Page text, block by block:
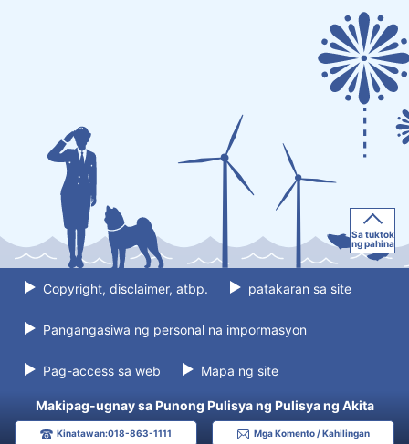
Copyright, disclaimer, atbp. patakaran sa site
Pangangasiwa ng personal na impormasyon
Pag-access sa web Mapa ng site
Makipag-ugnay sa Punong Pulisya ng Pulisya ng Akita
Kinatawan:018-863-1111 Mga Komento / Kahilingan
Sa tuktok
ng pahina